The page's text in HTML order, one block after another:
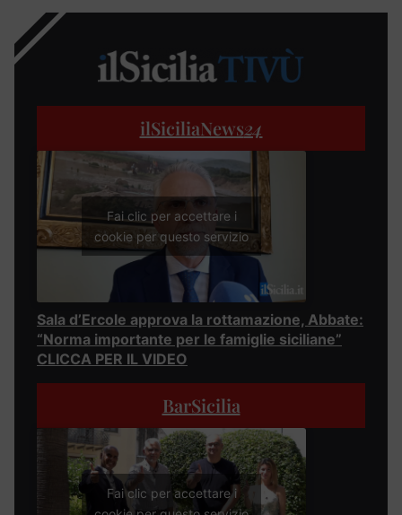
ilSiciliaNews24
Fai clic per accettare i
cookie per questo servizio
Sala d’Ercole approva la rottamazione, Abbate:
“Norma importante per le famiglie siciliane”
CLICCA PER IL VIDEO
BarSicilia
Fai clic per accettare i